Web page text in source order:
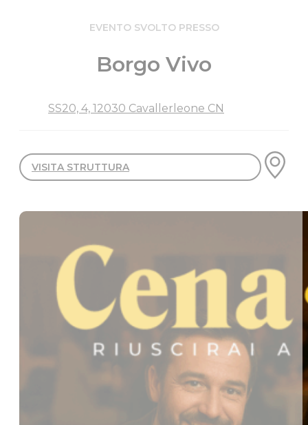
EVENTO SVOLTO PRESSO
Borgo Vivo
SS20, 4, 12030 Cavallerleone CN
VISITA STRUTTURA